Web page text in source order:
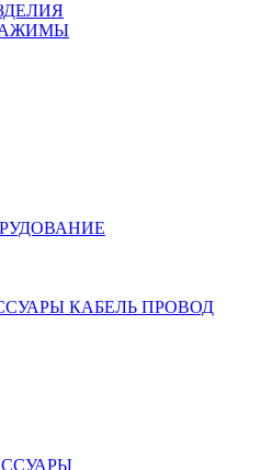
КАБЕЛЬ ПРОВОД